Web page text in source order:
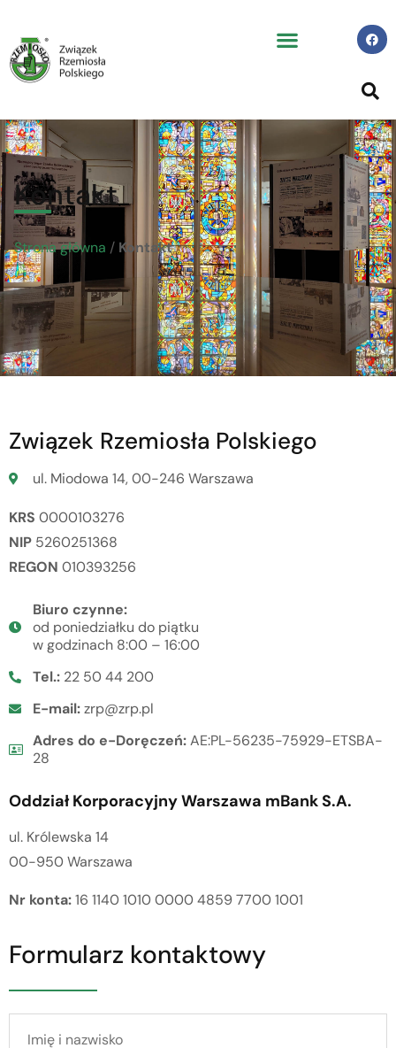
Kontakt
Strona główna / Kontakt
Związek Rzemiosła Polskiego
ul. Miodowa 14, 00-246 Warszawa
KRS 0000103276
NIP 5260251368
REGON 010393256
Biuro czynne:
od poniedziałku do piątku
w godzinach 8:00 – 16:00
Tel.:22 50 44 200
E-mail:zrp@zrp.pl
Adres do e-Doręczeń:AE:PL-56235-75929-ETSBA-
28
Oddział Korporacyjny Warszawa mBank S.A.
ul. Królewska 14
00-950 Warszawa
Nr konta:16 1140 1010 0000 4859 7700 1001
Formularz kontaktowy